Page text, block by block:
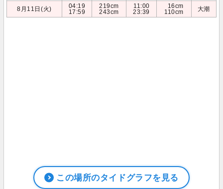
8月11日(火)
04:19
17:59
219cm
243cm
11:00
23:39
16cm
110cm
大潮
この場所のタイドグラフを見る